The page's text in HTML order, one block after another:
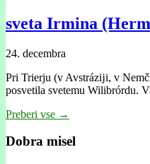
sveta Irmina
24. decembra
Pri Trierju (v Avstrázĳi, v
posvetila svetemu Wilibrórdu.
Preberi vse →
Dobra misel